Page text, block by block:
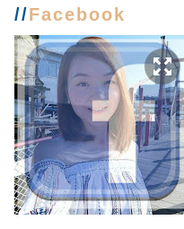
//Facebook